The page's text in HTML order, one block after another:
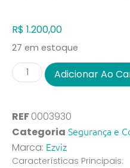
R$ 1.200,00
Características Principais:
27 em estoque
Adicionar Ao
REF0003930
Categoria Segurança e
Marca: Ezviz